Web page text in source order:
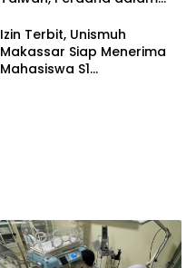
Izin Terbit, Unismuh
Makassar Siap Menerima
Mahasiswa S1